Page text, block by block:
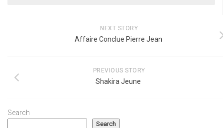
NEXT STORY
Affaire Conclue Pierre Jean
PREVIOUS STORY
Shakira Jeune
Search
Search